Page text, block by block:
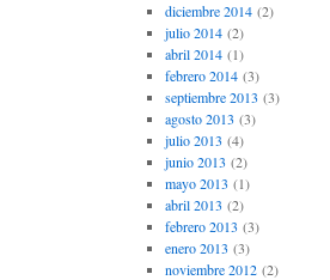
diciembre 2014(2)
julio 2014(2)
abril 2014(1)
febrero 2014(3)
septiembre 2013 (3)
agosto 2013 (3)
julio 2013 (4)
junio 2013 (2)
mayo 2013 (1)
abril 2013 (2)
febrero 2013 (3)
enero 2013 (3)
noviembre 2012(2)